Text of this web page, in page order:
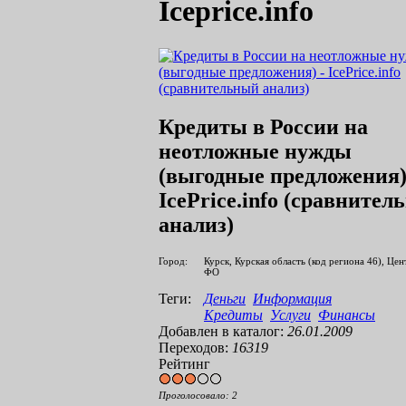
Iceprice.info
Кредиты в России на
неотложные нужды
(выгодные
IcePrice.info
анализ)
Город:
Курск, Курская область (код региона 46),
ФО
Теги: Деньги Информация
Кредиты Услуги Финансы
Добавлен в каталог: 26.01.2009
Переходов: 16319
Рейтинг
Проголосовало: 2